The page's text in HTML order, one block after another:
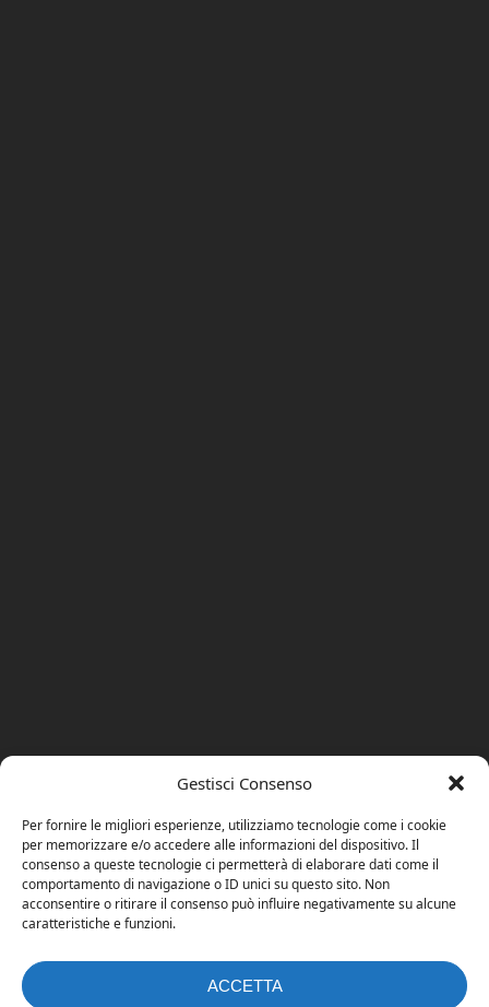
Gestisci Consenso
Per fornire le migliori esperienze, utilizziamo tecnologie come i cookie
per memorizzare e/o accedere alle informazioni del dispositivo. Il
consenso a queste tecnologie ci permetterà di elaborare dati come il
comportamento di navigazione o ID unici su questo sito. Non
acconsentire o ritirare il consenso può influire negativamente su alcune
caratteristiche e funzioni.
ACCETTA